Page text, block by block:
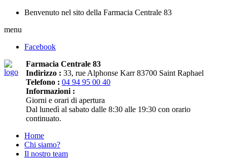
Benvenuto nel sito della Farmacia Centrale 83
menu
Facebook
Farmacia Centrale 83
Indirizzo : 33, rue Alphonse Karr 83700 Saint Raphael
Telefono : 04 94 95 00 40
Informazioni :
Giorni e orari di apertura
Dal lunedì al sabato dalle 8:30 alle 19:30 con orario
continuato.
Home
Chi siamo?
Il nostro team